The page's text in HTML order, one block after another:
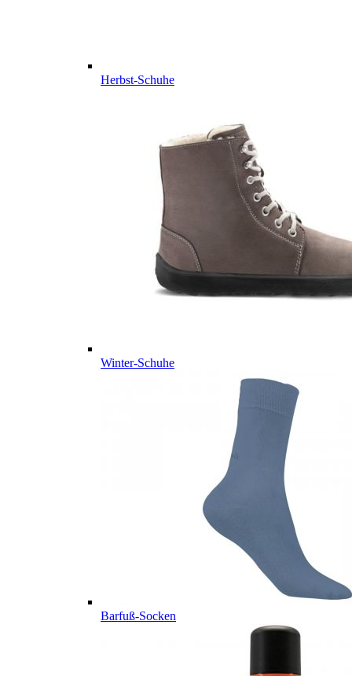
Herbst-Schuhe
Winter-Schuhe
Barfuß-Socken